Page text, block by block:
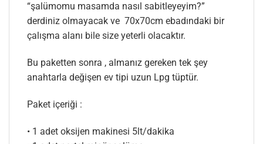
“şalümomu masamda nasıl sabitleyeyim?”
derdiniz olmayacak ve 70x70cm ebadındaki bir
çalışma alanı bile size yeterli olacaktır.
Bu paketten sonra , almanız gereken tek şey
anahtarla değişen ev tipi uzun Lpg tüptür.
Paket içeriği :
• 1 adet oksijen makinesi 5lt/dakika